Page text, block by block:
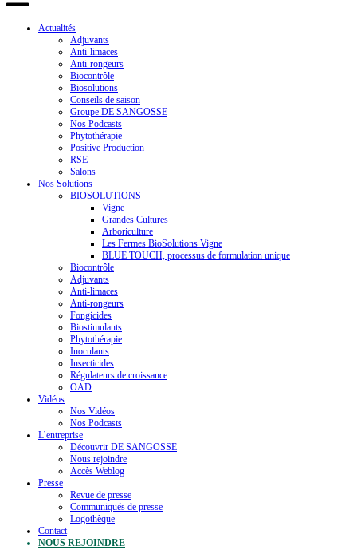
Actualités
Adjuvants
Anti-limaces
Anti-rongeurs
Biocontrôle
Biosolutions
Conseils de saison
Groupe DE SANGOSSE
Nos Podcasts
Phytothérapie
Positive Production
RSE
Salons
Nos Solutions
BIOSOLUTIONS
Vigne
Grandes Cultures
Arboriculture
Les Fermes BioSolutions Vigne
BLUE TOUCH, processus de formulation unique
Biocontrôle
Adjuvants
Anti-limaces
Anti-rongeurs
Fongicides
Biostimulants
Phytothérapie
Inoculants
Insecticides
Régulateurs de croissance
OAD
Vidéos
Nos Vidéos
Nos Podcasts
L’entreprise
Découvrir DE SANGOSSE
Nous rejoindre
Accès Weblog
Presse
Revue de presse
Communiqués de presse
Logothèque
Contact
NOUS REJOINDRE